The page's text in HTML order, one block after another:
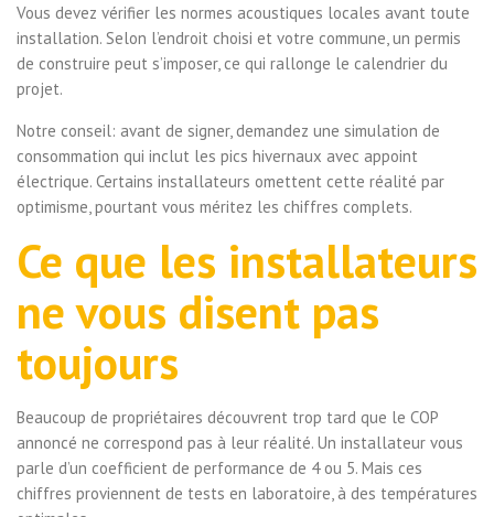
Vous devez vérifier les normes acoustiques locales avant toute
installation. Selon l’endroit choisi et votre commune, un permis
de construire peut s’imposer, ce qui rallonge le calendrier du
projet.
Notre conseil: avant de signer, demandez une simulation de
consommation qui inclut les pics hivernaux avec appoint
électrique. Certains installateurs omettent cette réalité par
optimisme, pourtant vous méritez les chiffres complets.
Ce que les installateurs
ne vous disent pas
toujours
Beaucoup de propriétaires découvrent trop tard que le COP
annoncé ne correspond pas à leur réalité. Un installateur vous
parle d’un coefficient de performance de 4 ou 5. Mais ces
chiffres proviennent de tests en laboratoire, à des températures